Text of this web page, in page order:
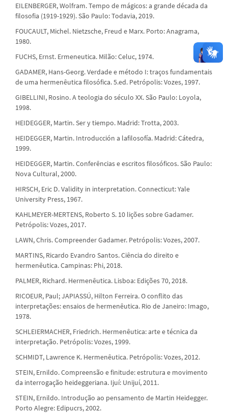
EILENBERGER, Wolfram. Tempo de mágicos: a grande década da
filosofia (1919-1929). São Paulo: Todavia, 2019.
FOUCAULT, Michel. Nietzsche, Freud e Marx. Porto: Anagrama,
1980.
FUCHS, Ernst. Ermeneutica. Milão: Celuc, 1974.
GADAMER, Hans-Georg. Verdade e método I: traços fundamentais
de uma hermenêutica filosófica. 5.ed. Petrópolis: Vozes, 1997.
GIBELLINI, Rosino. A teologia do século XX. São Paulo: Loyola,
1998.
HEIDEGGER, Martin. Ser y tiempo. Madrid: Trotta, 2003.
HEIDEGGER, Martin. Introducción a lafilosofía. Madrid: Cátedra,
1999.
HEIDEGGER, Martin. Conferências e escritos filosóficos. São Paulo:
Nova Cultural, 2000.
HIRSCH, Eric D. Validity in interpretation. Connecticut: Yale
University Press, 1967.
KAHLMEYER-MERTENS, Roberto S. 10 lições sobre Gadamer.
Petrópolis: Vozes, 2017.
LAWN, Chris. Compreender Gadamer. Petrópolis: Vozes, 2007.
MARTINS, Ricardo Evandro Santos. Ciência do direito e
hermenêutica. Campinas: Phi, 2018.
PALMER, Richard. Hermenêutica. Lisboa: Edições 70, 2018.
RICOEUR, Paul; JAPIASSÚ, Hilton Ferreira. O conflito das
interpretações: ensaios de hermenêutica. Rio de Janeiro: Imago,
1978.
SCHLEIERMACHER, Friedrich. Hermenêutica: arte e técnica da
interpretação. Petrópolis: Vozes, 1999.
SCHMIDT, Lawrence K. Hermenêutica. Petrópolis: Vozes, 2012.
STEIN, Ernildo. Compreensão e finitude: estrutura e movimento
da interrogação heideggeriana. Ijuí: Unijuí, 2011.
STEIN, Ernildo. Introdução ao pensamento de Martin Heidegger.
Porto Alegre: Edipucrs, 2002.